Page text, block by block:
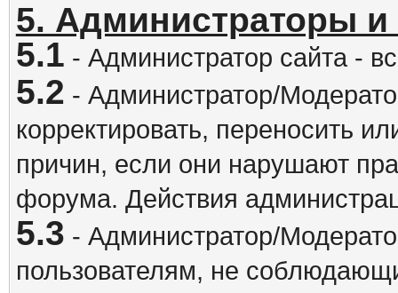
5. Администраторы
5.1 - Администратор сайта -
5.2 - Администратор/
корректировать, переносить
причин, если они нарушают
форума. Действия
5.3 - Администратор/
пользователям, не